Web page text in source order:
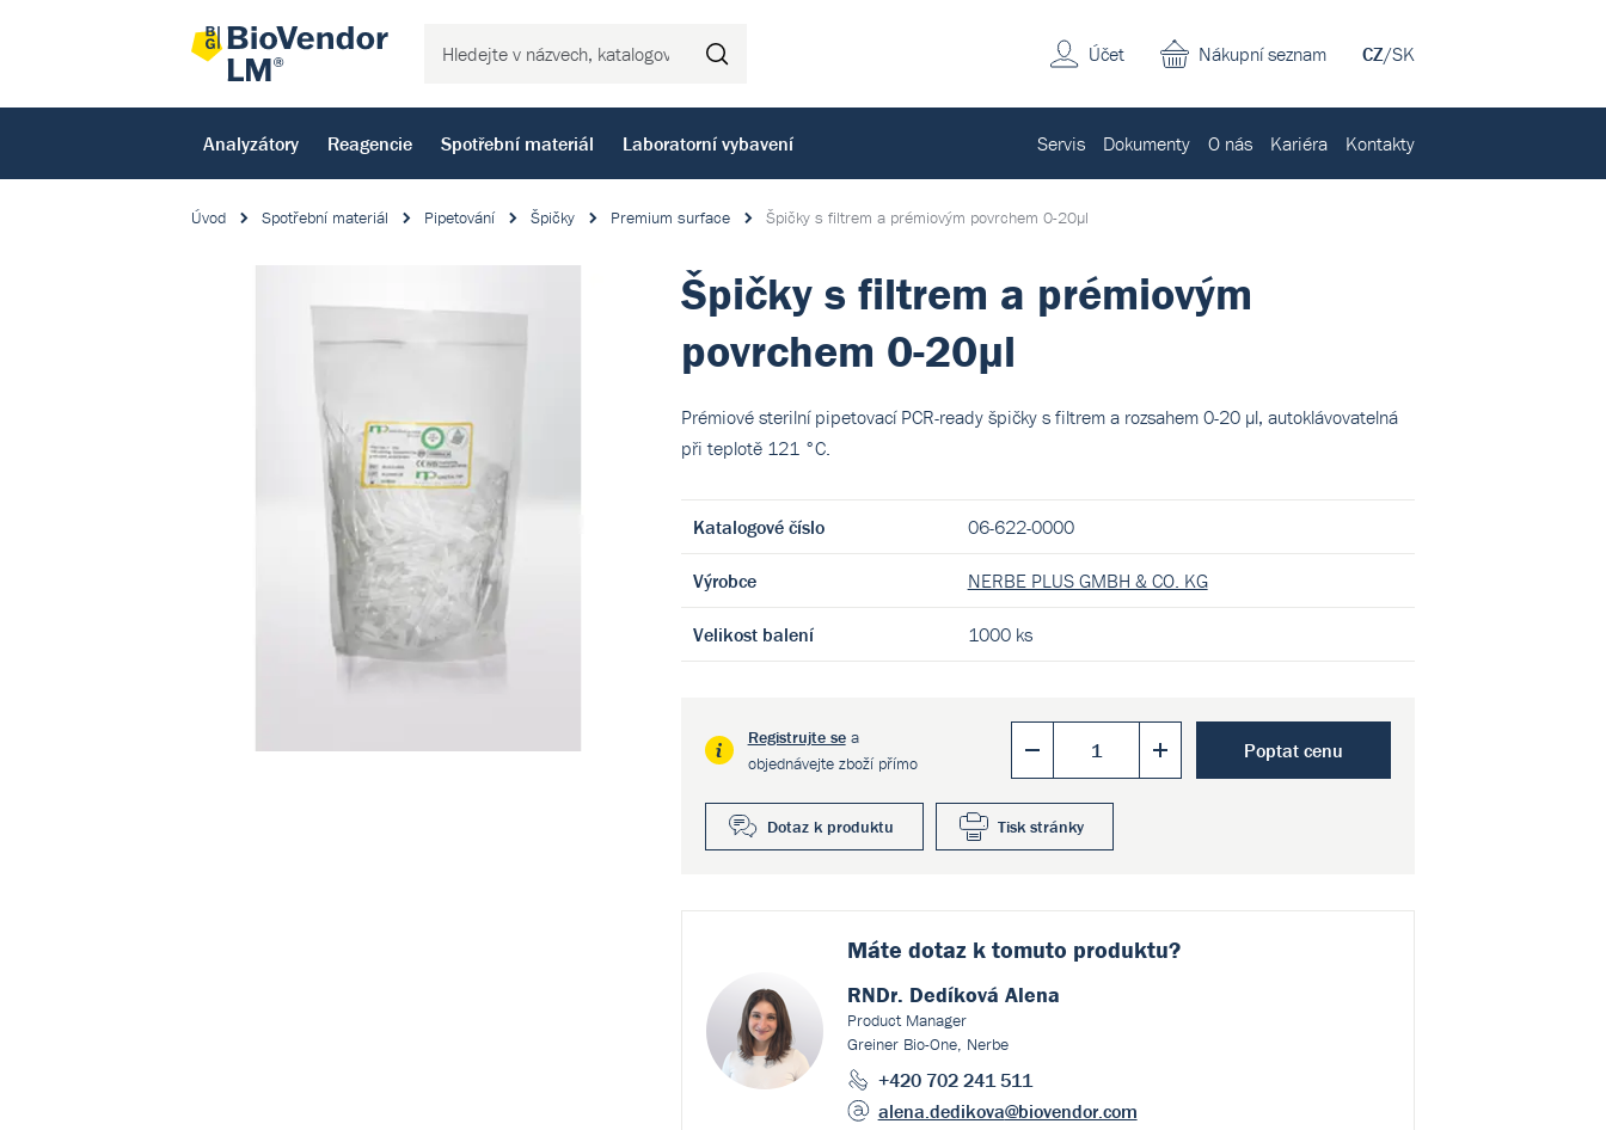
CZ/SK
Nákupní seznam
Účet
Analyzátory Reagencie Spotřební materiál Laboratorní vybavení Servis Dokumenty O nás Kariéra Kontakty
Úvod Spotřební materiál Pipetování Špičky Premium surface Špičky s filtrem a prémiovým povrchem 0-20µl
Špičky s filtrem a prémiovým
povrchem 0-20µl
Prémiové sterilní pipetovací PCR-ready špičky s filtrem a rozsahem 0-20 µl, autoklávovatelná
při teplotě 121 °C.
Katalogové číslo 06-622-0000
Výrobce NERBE PLUS GMBH & CO. KG
Velikost balení 1000 ks
Poptat cenu
Registrujte sea
objednávejte zboží přímo
Dotaz k produktu Tisk stránky
Máte dotaz k tomuto produktu?
RNDr. Dedíková Alena
Product Manager
Greiner Bio-One, Nerbe
+420 702 241 511
alena.dedikova@biovendor.com